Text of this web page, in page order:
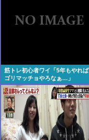
筋トレ初心者ワイ「5年もやれば
ゴリマッチョやろなぁ…」